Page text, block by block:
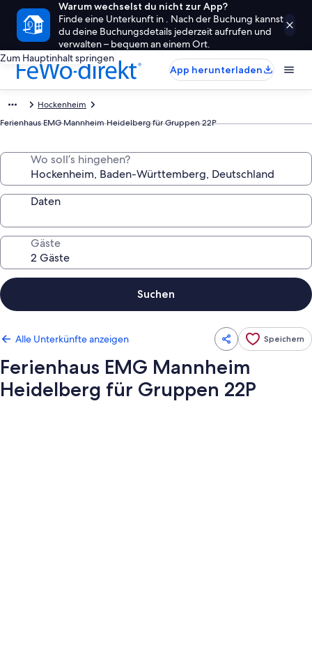
Warum wechselst du nicht zur App?
Finde eine Unterkunft in . Nach der Buchung kannst
du deine Buchungsdetails jederzeit aufrufen und
verwalten – bequem an einem Ort.
Zum Hauptinhalt springen
App herunterladen
Hockenheim
Ferienhaus EMG Mannheim Heidelberg für Gruppen 22P
Wo soll’s hingehen?
Daten
Gäste
Suchen
Alle Unterkünfte anzeigen Speichern
Ferienhaus EMG Mannheim
Heidelberg für Gruppen 22P